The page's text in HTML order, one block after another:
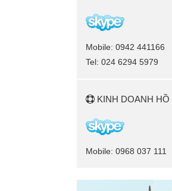
Mobile: 0942 441166
Tel: 024 6294 5979
KINH DOANH HỒ
Mobile: 0968 037 111